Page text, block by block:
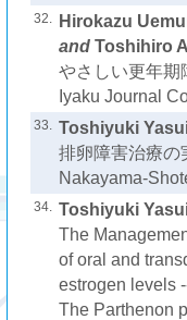
32.
Hirokazu
and Toshihiro
やさしい更年期
Iyaku Journal
33. Toshiyuki
排卵障害治療の
Nakayama-
34. Toshiyuki
The
of oral and
estrogen levels
The Parthenon